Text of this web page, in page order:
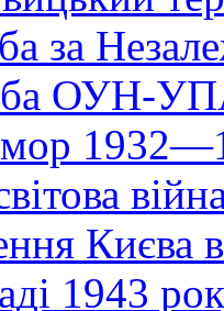
за
ОУН-УПА
Києва
1943